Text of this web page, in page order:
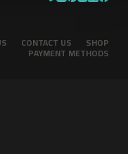
SHOP
CONTACT US
PAYMENT METHODS